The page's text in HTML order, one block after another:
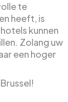
te
heeft, is
kunnen
Zolang uw
een hoger